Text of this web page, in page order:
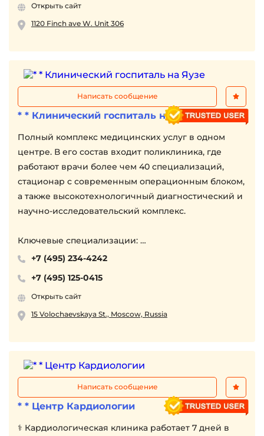
Открыть сайт
1120 Finch ave W. Unit 306
Написать сообщение
* * Клинический госпиталь на Яузе
Полный комплекс медицинских услуг в одном
центре. В его состав входит поликлиника, где
работают врачи более чем 40 специализаций,
стационар с современным операционным блоком,
а также высокотехнологичный диагностический и
научно-исследовательский комплекс.
Ключевые специализации:
- Центр Материнства и репродуктивных
- Лаборатория общей и репродуктивной генетики
- Центр гемокоррекции
- Центр аритмологоии
+7 (495) 234-4242
+7 (495) 125-0415
Открыть сайт
15 Volochaevskaya St., Moscow, Russia
Написать сообщение
* * Центр Кардиологии
⚕︎ Кардиологическая клиника работает 7 дней в